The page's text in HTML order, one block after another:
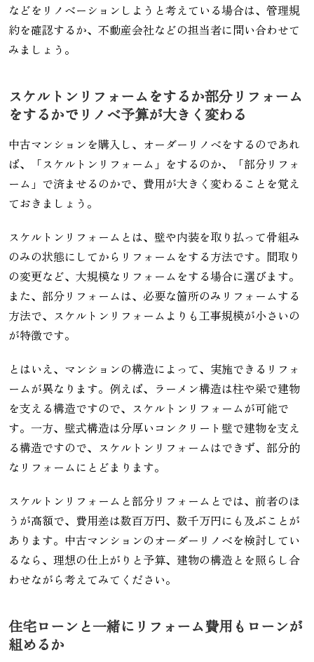
などをリノベーションしようと考えている場合は、管理規
約を確認するか、不動産会社などの担当者に問い合わせて
みましょう。
スケルトンリフォームをするか部分リフォーム
をするかでリノベ予算が大きく変わる
中古マンションを購入し、オーダーリノベをするのであれ
ば、「スケルトンリフォーム」をするのか、「部分リフォ
ーム」で済ませるのかで、費用が大きく変わることを覚え
ておきましょう。
スケルトンリフォームとは、壁や内装を取り払って骨組み
のみの状態にしてからリフォームをする方法です。間取り
の変更など、大規模なリフォームをする場合に選びます。
また、部分リフォームは、必要な箇所のみリフォームする
方法で、スケルトンリフォームよりも工事規模が小さいの
が特徴です。
とはいえ、マンションの構造によって、実施できるリフォ
ームが異なります。例えば、ラーメン構造は柱や梁で建物
を支える構造ですので、スケルトンリフォームが可能で
す。一方、壁式構造は分厚いコンクリート壁で建物を支え
る構造ですので、スケルトンリフォームはできず、部分的
なリフォームにとどまります。
スケルトンリフォームと部分リフォームとでは、前者のほ
うが高額で、費用差は数百万円、数千万円にも及ぶことが
あります。中古マンションのオーダーリノベを検討してい
るなら、理想の仕上がりと予算、建物の構造とを照らし合
わせながら考えてみてください。
住宅ローンと一緒にリフォーム費用もローンが
組めるか